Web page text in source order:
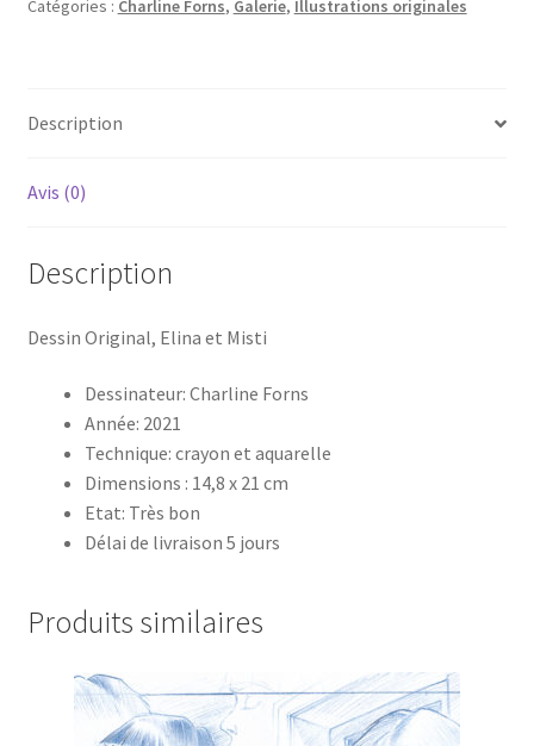
peuple,
1"
Catégories : Charline Forns, Galerie, Illustrations originales
Description
Avis (0)
Description
Dessin Original, Elina et Misti
Dessinateur: Charline Forns
Année: 2021
Technique: crayon et aquarelle
Dimensions : 14,8 x 21 cm
Etat: Très bon
Délai de livraison 5 jours
Produits similaires